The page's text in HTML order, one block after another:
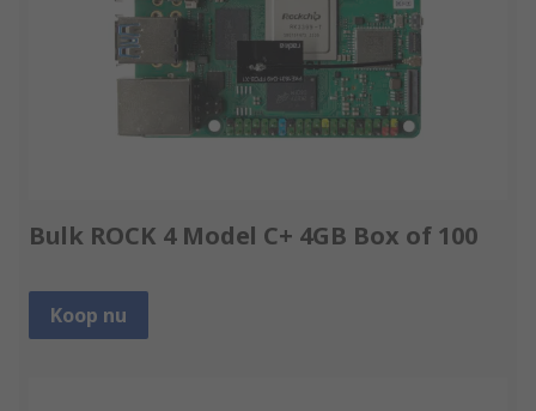
Bulk ROCK 4 Model C+ 4GB Box of 100
Koop nu